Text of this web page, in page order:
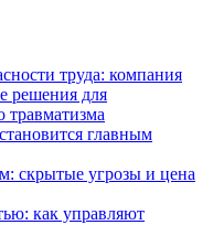
труда: компания
решения для
травматизма
главным
скрытые угрозы и цена
как управляют